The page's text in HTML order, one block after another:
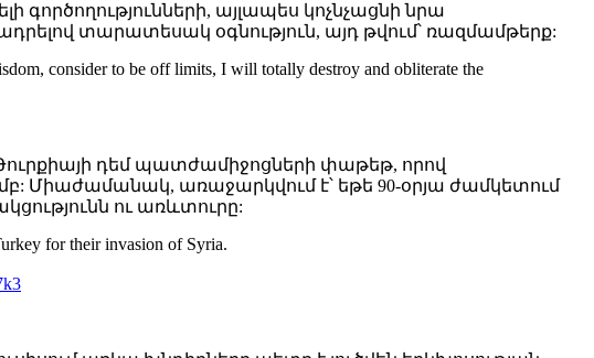
այլապես կոչնչացնի նրա
տարատեսակ օգնություն, այդ թվում՝ ռազմամթերք:
consider to be off limits, I will totally destroy and obliterate the
դեմ պատժամիջոցների փաթեթ, որով
առաջարկվում է՝ եթե 90-օրյա ժամկետում
ու առևտուրը:
for their invasion of Syria.